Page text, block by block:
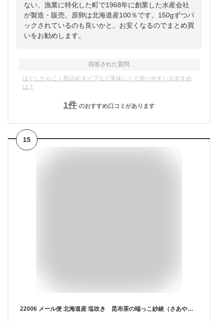
ない、漁業に特化した町で1968年に創業した水産会社
が製造・販売。原卵は北海道産100％です。150gずつパ
ックされているのも良いかと。お安くなるのでまとめ買
いをお勧めします。
回答された質問
ほぐしたらこ｜瓶詰めタイプなど美味しくて使いやすいおすすめ
は？
1件 のおすすめ口コミがあります
15
22006 メール便 北海道産 塩吹き 昆布茶の端っこ紗綾（さあや） 300g塩こんぶ 塩昆布 しおこんぶ きざみ ご飯のお供 刻み昆布 おにぎり 具 ご飯のおとも ごはんのお供 ごはんのおとも ご飯の友 おにぎりの具 お茶漬け 和えもの たっぷり 大容量 お取り寄せグルメ